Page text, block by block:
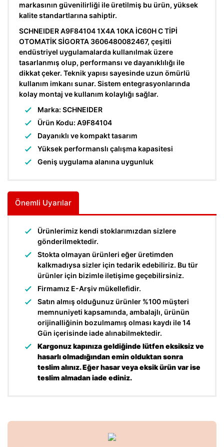
markasının güvenilirliği ile üretilmiş bu ürün, yüksek
kalite standartlarına sahiptir.
SCHNEIDER A9F84104 1X4A 10KA İC60H C TİPİ
OTOMATİK SİGORTA 3606480082467, çeşitli
endüstriyel uygulamalarda kullanılmak üzere
tasarlanmış olup, performansı ve dayanıklılığı ile
dikkat çeker. Teknik yapısı sayesinde uzun ömürlü
kullanım imkanı sunar. Sistem entegrasyonlarında
kolay montaj ve kullanım kolaylığı sağlar.
Marka: SCHNEIDER
Ürün Kodu: A9F84104
Dayanıklı ve kompakt tasarım
Yüksek performanslı çalışma kapasitesi
Geniş uygulama alanına uygunluk
Önemli Uyarılar
Ürünlerimiz kendi stoklarımızdan sizlere
gönderilmektedir.
Stokta olmayan ürünleri eğer üretimden
kalkmadıysa sizler için tedarik edebiliriz. Bu tür
ürünler için bizimle iletişime geçebilirsiniz.
Firmamız E-Arşiv mükellefidir.
Satın almış olduğunuz ürünler %100 müşteri
memnuniyeti kapsamında, ambalajlı, ürünün
orijinalliğinin bozulmamış olması kaydı ile 14
Gün içerisinde iade alınabilmektedir.
Kargonuz kapınıza geldiğinde lütfen eksiksiz ve
hasarlı olmadığından emin olduktan sonra
teslim alınız. Eğer hasar veya eksik ürün var ise
teslim almadan iade ediniz.
Bu ürüne ilk yorumu siz yapın!
kullanarak tarafımıza iletebilirsiniz.